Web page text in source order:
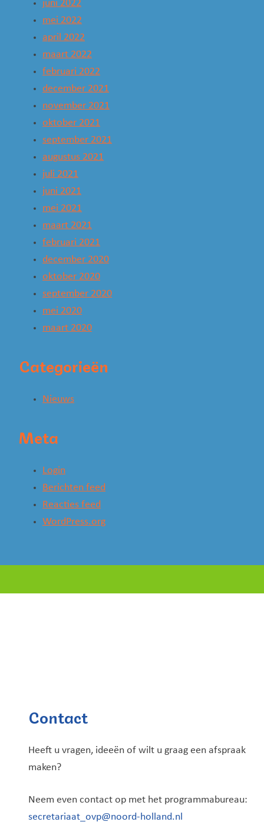
juni 2022
mei 2022
april 2022
maart 2022
februari 2022
december 2021
november 2021
oktober 2021
september 2021
augustus 2021
juli 2021
juni 2021
mei 2021
maart 2021
februari 2021
december 2020
oktober 2020
september 2020
mei 2020
maart 2020
Categorieën
Nieuws
Meta
Login
Berichten feed
Reacties feed
WordPress.org
Contact
Heeft u vragen, ideeën of wilt u graag een afspraak
maken?
Neem even contact op met het programmabureau:
secretariaat_ovp@noord-holland.nl